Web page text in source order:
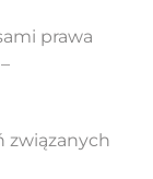
prawa
związanych